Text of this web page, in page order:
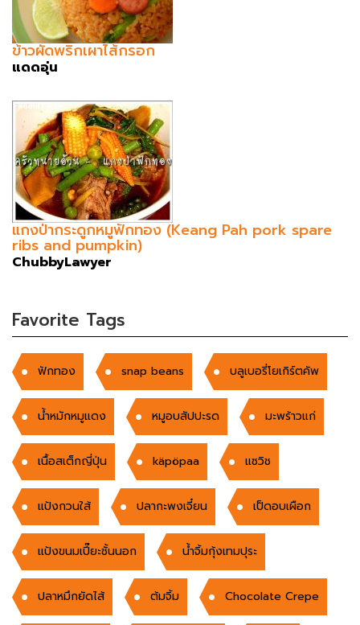
ข้าวผัดพริกเผาไส้กรอก
แดดอุ่น
แกงป่ากระดูกหมูฟักทอง (Keang Pah pork spare
ribs and pumpkin)
ChubbyLawyer
Favorite Tags
ฟักทอง snap beans บลูเบอรี่โยเกิร์ตคัพ
น้ำหมักหมูแดง หมูอบสัปปะรด มะพร้าวแก่
เนื้อสเต็กญี่ปุ่น käpöpaa แซวิช
แป้งกวนใส้ ปลากะพงเจี๋ยน เป็ดอบเผือก
แป้งขนมเปี๊ยะชั้นนอก น้ำจิ้มกุ้งเทมปุระ
ปลาหมึกยัดไส้ ต้มจิ้ม Chocolate Crepe